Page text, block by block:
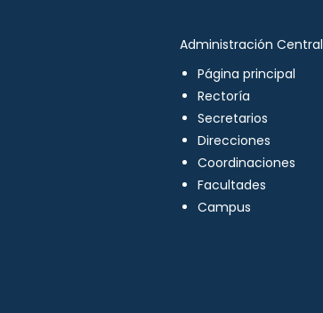
Administración Central
Página principal
Rectoría
Secretarios
Direcciones
Coordinaciones
Facultades
Campus